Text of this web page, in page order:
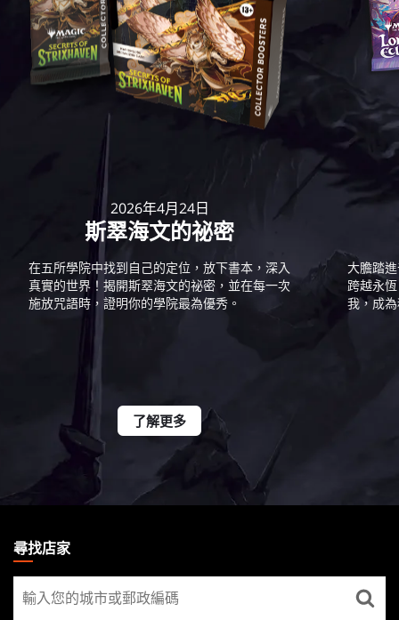
2026年4月24日
斯翠海文的祕密
在五所學院中找到自己的定位，放下書本，深入
真實的世界！揭開斯翠海文的祕密，並在每一次
施放咒語時，證明你的學院最為優秀。
了解更多
大膽踏
跨越永
我，成
THE
GATHERING
FOOTER
尋找店家
尋
找